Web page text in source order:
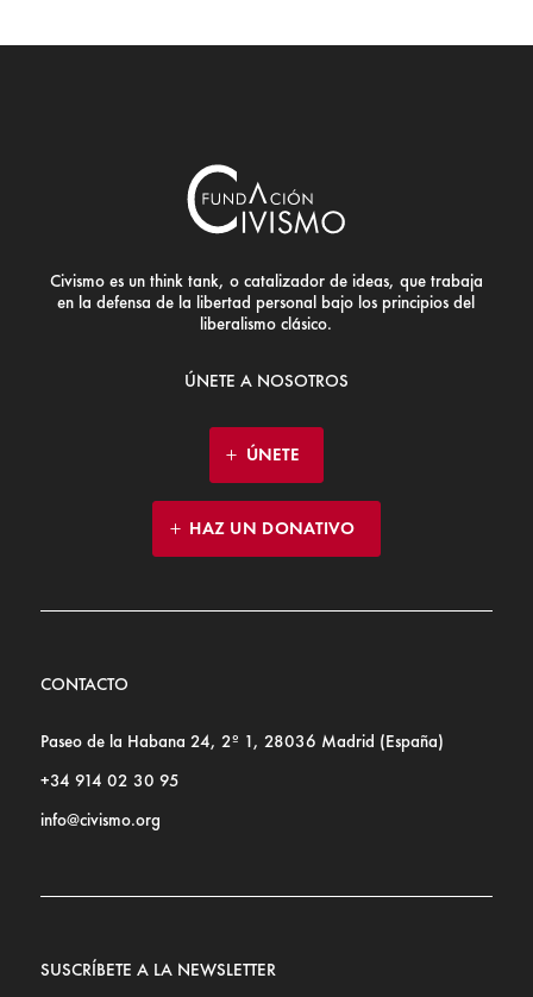
Civismo es un think tank, o catalizador de ideas, que trabaja
en la defensa de la libertad personal bajo los principios del
liberalismo clásico.
ÚNETE A NOSOTROS
ÚNETE
HAZ UN DONATIVO
CONTACTO
Paseo de la Habana 24, 2º 1, 28036 Madrid (España)
+34 914 02 30 95
info@civismo.org
SUSCRÍBETE A LA NEWSLETTER